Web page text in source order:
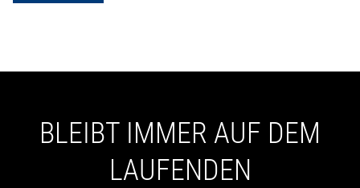
BLEIBT IMMER AUF DEM
LAUFENDEN